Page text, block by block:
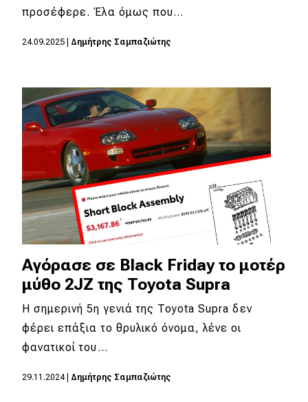
Formula 1
WRC
Eco
Νέα
Τεχνολογία
Mobility
Σταθμοί φόρτισης
Classic
Νέα
Παρουσιάσεις
DRIVE Away
προσέφερε. Έλα όμως που…
24.09.2025 Δημήτρης Σαμπαζιώτης
Αγόρασε σε Black Friday το μοτέρ
μύθο 2JZ της Toyota Supra
H σημερινή 5η γενιά της Toyota Supra δεν
φέρει επάξια το θρυλικό όνομα, λένε οι
φανατικοί του…
29.11.2024| Δημήτρης Σαμπαζιώτης